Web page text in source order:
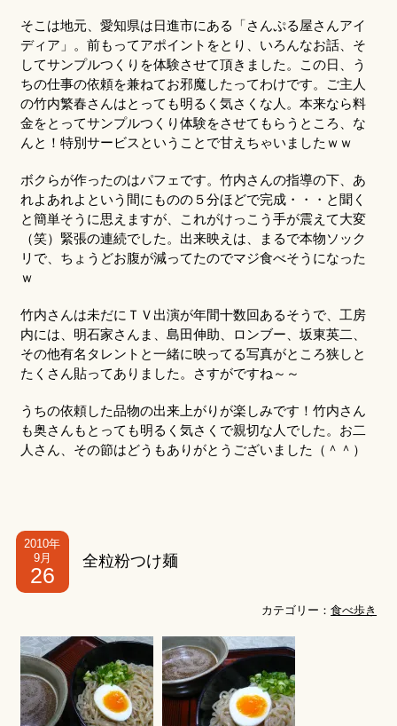
そこは地元、愛知県は日進市にある「さんぷる屋さんアイ
ディア」。前もってアポイントをとり、いろんなお話、そ
してサンプルつくりを体験させて頂きました。この日、う
ちの仕事の依頼を兼ねてお邪魔したってわけです。ご主人
の竹内繁春さんはとっても明るく気さくな人。本来なら料
金をとってサンプルつくり体験をさせてもらうところ、な
んと！特別サービスということで甘えちゃいましたｗｗ
ボクらが作ったのはパフェです。竹内さんの指導の下、あ
れよあれよという間にものの５分ほどで完成・・・と聞く
と簡単そうに思えますが、これがけっこう手が震えて大変
（笑）緊張の連続でした。出来映えは、まるで本物ソック
リで、ちょうどお腹が減ってたのでマジ食べそうになった
ｗ
竹内さんは未だにＴＶ出演が年間十数回あるそうで、工房
内には、明石家さんま、島田伸助、ロンブー、坂東英二、
その他有名タレントと一緒に映ってる写真がところ狭しと
たくさん貼ってありました。さすがですね～～
うちの依頼した品物の出来上がりが楽しみです！竹内さん
も奥さんもとっても明るく気さくで親切な人でした。お二
人さん、その節はどうもありがとうございました（＾＾）
2010年
9月
26
全粒粉つけ麺
カテゴリー：食べ歩き